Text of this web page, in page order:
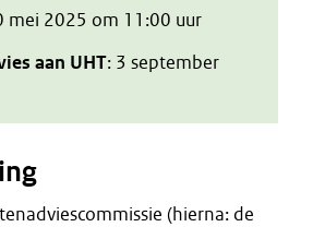
mei 2025 om 11:00 uur
aan UHT: 3 september
(hierna: de